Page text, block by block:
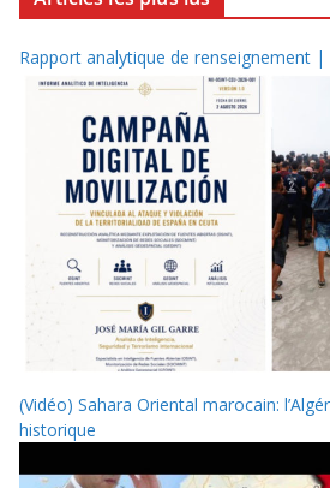
Rapport analytique de renseignement |
(Vidéo) Sahara Oriental marocain:
historique